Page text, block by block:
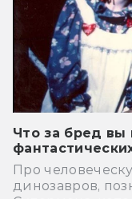
Что за бред вы
Про
динозавров,